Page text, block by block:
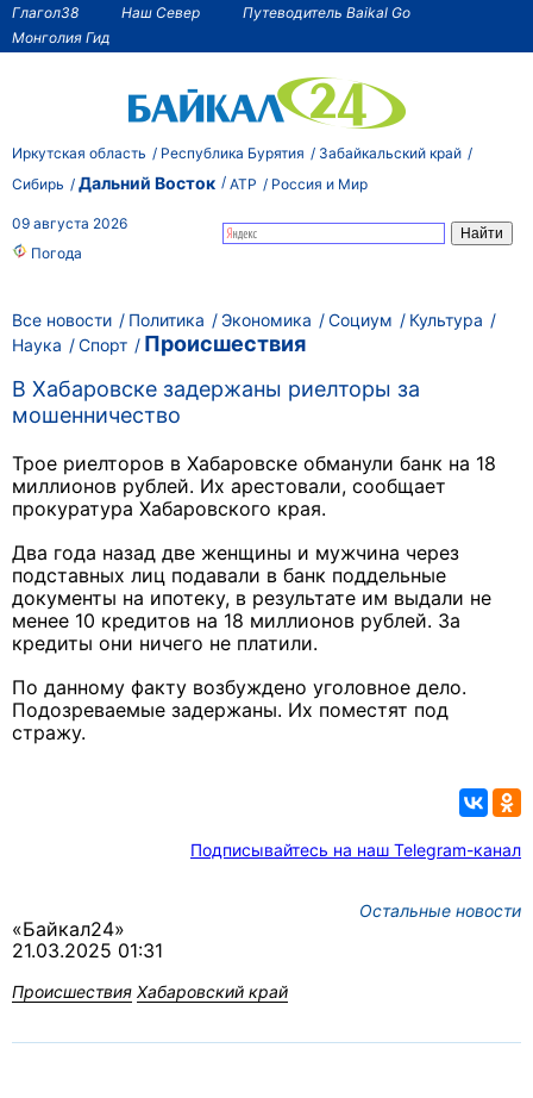
Глагол38 Наш Север
Путеводитель Baikal Go
Монголия Гид
Иркутская область Республика Бурятия
Забайкальский край
Сибирь
Дальний Восток АТР Россия и Мир
09 августа 2026
Погода
Все новости Политика Экономика Социум
Культура
Наука
Спорт
Происшествия
В Хабаровске задержаны риелторы за
мошенничество
Трое риелторов в Хабаровске обманули банк на 18
миллионов рублей. Их арестовали, сообщает
прокуратура Хабаровского края.
Два года назад две женщины и мужчина через
подставных лиц подавали в банк поддельные
документы на ипотеку, в результате им выдали не
менее 10 кредитов на 18 миллионов рублей. За
кредиты они ничего не платили.
По данному факту возбуждено уголовное дело.
Подозреваемые задержаны. Их поместят под
стражу.
Подписывайтесь на наш Telegram-канал
Остальные новости
«Байкал24»
21.03.2025 01:31
Происшествия Хабаровский край